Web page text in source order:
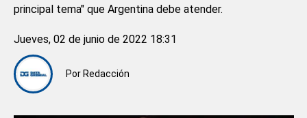
principal tema" que Argentina debe atender.
Por Redacción
Jueves, 02 de junio de 2022 18:31